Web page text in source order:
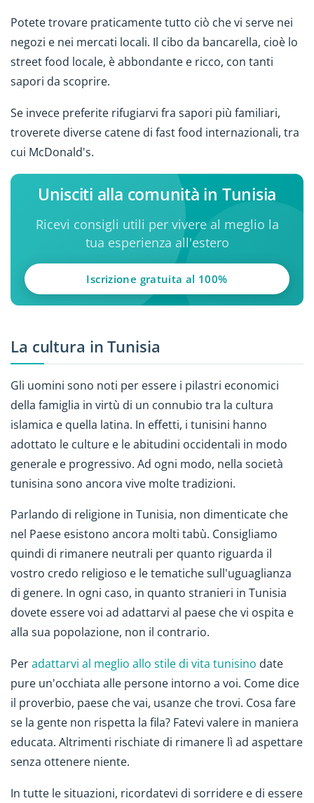
Potete trovare praticamente tutto ciò che vi serve nei
negozi e nei mercati locali. Il cibo da bancarella, cioè lo
street food locale, è abbondante e ricco, con tanti
sapori da scoprire.
Se invece preferite rifugiarvi fra sapori più familiari,
troverete diverse catene di fast food internazionali, tra
cui McDonald's.
Unisciti alla comunità in Tunisia
Ricevi consigli utili per vivere al meglio la
tua esperienza all'estero
Iscrizione gratuita al 100%
La cultura in Tunisia
Gli uomini sono noti per essere i pilastri economici
della famiglia in virtù di un connubio tra la cultura
islamica e quella latina. In effetti, i tunisini hanno
adottato le culture e le abitudini occidentali in modo
generale e progressivo. Ad ogni modo, nella società
tunisina sono ancora vive molte tradizioni.
Parlando di religione in Tunisia, non dimenticate che
nel Paese esistono ancora molti tabù. Consigliamo
quindi di rimanere neutrali per quanto riguarda il
vostro credo religioso e le tematiche sull'uguaglianza
di genere. In ogni caso, in quanto stranieri in Tunisia
dovete essere voi ad adattarvi al paese che vi ospita e
alla sua popolazione, non il contrario.
Peradattarvi al meglio allo stile di vita tunisino date
pure un'occhiata alle persone intorno a voi. Come dice
il proverbio, paese che vai, usanze che trovi. Cosa fare
se la gente non rispetta la fila? Fatevi valere in maniera
educata. Altrimenti rischiate di rimanere lì ad aspettare
senza ottenere niente.
In tutte le situazioni, ricordatevi di sorridere e di essere